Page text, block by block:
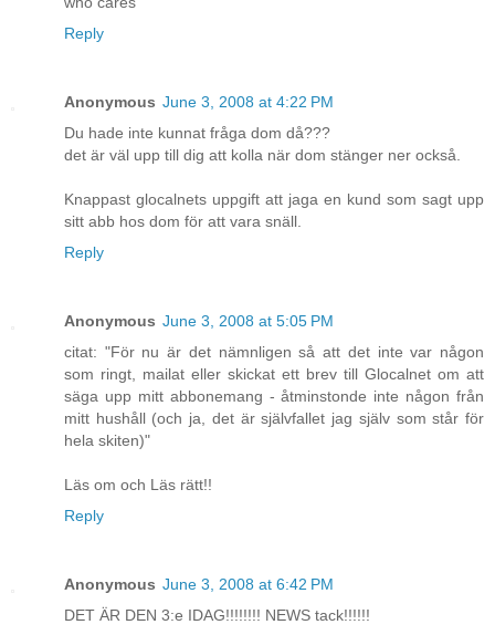
Reply
Anonymous June 3, 2008 at 4:22 PM
Du hade inte kunnat fråga dom då???
det är väl upp till dig att kolla när dom stänger ner också.
Knappast glocalnets uppgift att jaga en kund som sagt upp
sitt abb hos dom för att vara snäll.
Reply
Anonymous June 3, 2008 at 5:05 PM
citat: "För nu är det nämnligen så att det inte var någon
som ringt, mailat eller skickat ett brev till Glocalnet om att
säga upp mitt abbonemang - åtminstonde inte någon från
mitt hushåll (och ja, det är självfallet jag själv som står för
hela skiten)"
Läs om och Läs rätt!!
Reply
Anonymous June 3, 2008 at 6:42 PM
DET ÄR DEN 3:e IDAG!!!!!!!! NEWS tack!!!!!!